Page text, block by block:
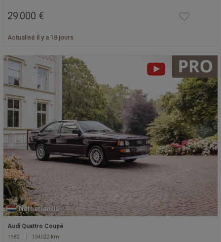
29 000 €
Actualisé il y a 18 jours
Netherlands
Audi Quattro Coupé
1982 134022 km